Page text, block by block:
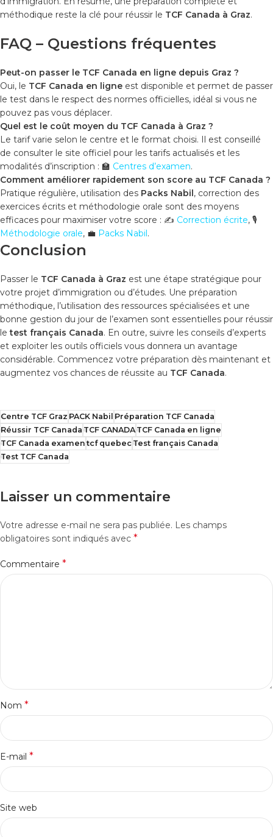
méthodique reste la clé pour réussir le TCF Canada à Graz.
FAQ – Questions fréquentes
Peut-on passer le TCF Canada en ligne depuis Graz ?
Oui, le TCF Canada en ligne est disponible et permet de passer
le test dans le respect des normes officielles, idéal si vous ne
pouvez pas vous déplacer.
Quel est le coût moyen du TCF Canada à Graz ?
Le tarif varie selon le centre et le format choisi. Il est conseillé
de consulter le site officiel pour les tarifs actualisés et les
modalités d’inscription : 🏫 Centres d’examen.
Comment améliorer rapidement son score au TCF Canada ?
Pratique régulière, utilisation des Packs Nabil , correction des
exercices écrits et méthodologie orale sont des moyens
efficaces pour maximiser votre score : ✍️ Correction écrite, 🎙️
Méthodologie orale, 💼 Packs Nabil .
Conclusion
Passer le TCF Canada à Graz est une étape stratégique pour
votre projet d’immigration ou d’études. Une préparation
méthodique, l’utilisation des ressources spécialisées et une
bonne gestion du jour de l’examen sont essentielles pour réussir
letest français Canada. En outre, suivre les conseils d’experts
et exploiter les outils officiels vous donnera un avantage
considérable. Commencez votre préparation dès maintenant et
augmentez vos chances de réussite au TCF Canada.
Centre TCF Graz PACK Nabil Préparation TCF Canada
Réussir TCF Canada TCF CANADATCF Canada en ligne
TCF Canada examen tcf quebecTest français Canada
Test TCF Canada
Laisser un commentaire
Votre adresse e-mail ne sera pas publiée. Les champs
obligatoires sont indiqués avec *
Commentaire *
Nom *
E-mail *
Site web